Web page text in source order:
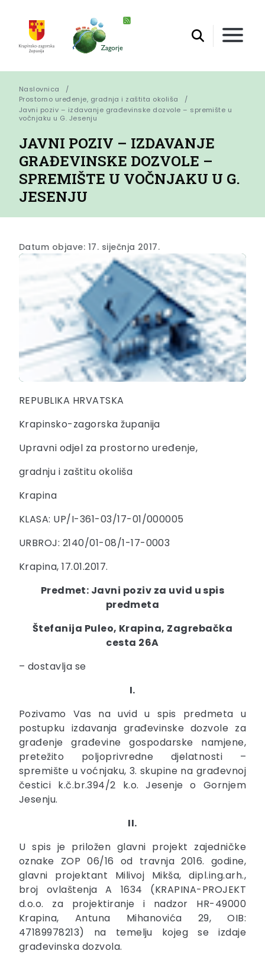
Naslovnica
Prostorno uređenje, gradnja i zaštita okoliša
Javni poziv – izdavanje građevinske dozvole – spremište u
vočnjaku u G. Jesenju
JAVNI POZIV – IZDAVANJE
GRAĐEVINSKE DOZVOLE –
SPREMIŠTE U VOČNJAKU U G.
JESENJU
Datum objave: 17. siječnja 2017.
REPUBLIKA HRVATSKA
Krapinsko-zagorska županija
Upravni odjel za prostorno uređenje,
gradnju i zaštitu okoliša
Krapina
KLASA: UP/I-361-03/17-01/000005
URBROJ: 2140/01-08/1-17-0003
Krapina, 17.01.2017.
Predmet: Javni poziv za uvid u spis
predmeta
Štefanija Puleo, Krapina, Zagrebačka
cesta 26A
– dostavlja se
I.
Pozivamo Vas na uvid u spis predmeta u
postupku izdavanja građevinske dozvole za
građenje građevine gospodarske namjene,
pretežito poljoprivredne djelatnosti –
spremište u voćnjaku, 3. skupine na građevnoj
čestici k.č.br.394/2 k.o. Jesenje o Gornjem
Jesenju.
II.
U spis je priložen glavni projekt zajedničke
oznake ZOP 06/16 od travnja 2016. godine,
glavni projektant Milivoj Mikša, dipl.ing.arh.,
broj ovlaštenja A 1634 (KRAPINA-PROJEKT
d.o.o. za projektiranje i nadzor HR-49000
Krapina, Antuna Mihanovića 29, OIB:
47189978213) na temelju kojeg se izdaje
građevinska dozvola.